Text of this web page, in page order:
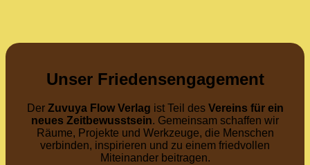
Unser Friedensengagement
Der Zuvuya Flow Verlag ist Teil des Vereins für ein
neues Zeitbewusstsein. Gemeinsam schaffen wir
Räume, Projekte und Werkzeuge, die Menschen
verbinden, inspirieren und zu einem friedvollen
Miteinander beitragen.